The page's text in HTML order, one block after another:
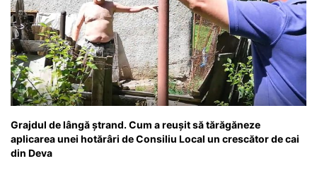
Grajdul de lângă ștrand. Cum a reușit să tărăgăneze
aplicarea unei hotărâri de Consiliu Local un crescător de cai
din Deva